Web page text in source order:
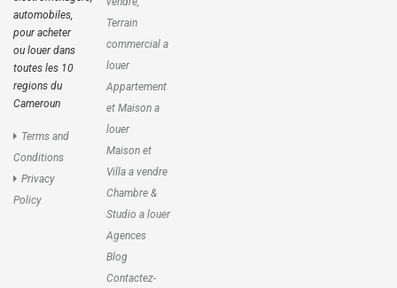
automobiles,
pour acheter
ou louer dans
toutes les 10
regions du
Cameroun
Terms and
Conditions
Privacy
Policy
Terrain
commercial a
louer
Appartement
et Maison a
louer
Maison et
Villa a vendre
Chambre &
Studio a louer
Agences
Blog
Contactez-